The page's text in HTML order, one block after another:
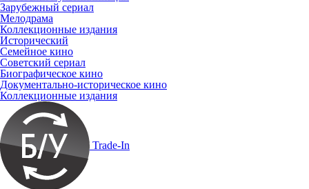
Зарубежный сериал
Мелодрама
Коллекционные издания
Исторический
Семейное кино
Советский сериал
Биографическое кино
Документально-историческое кино
Коллекционные издания
Trade-In